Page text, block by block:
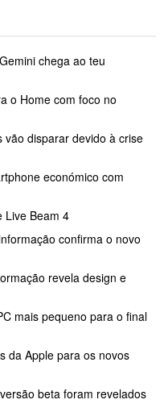
chega ao teu
o Home com foco no
vão disparar devido à crise
económico com
Live Beam 4
confirma o novo
revela design e
mais pequeno para o final
da Apple para os novos
beta foram revelados